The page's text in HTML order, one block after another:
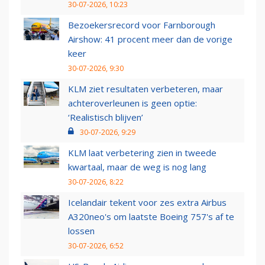
30-07-2026, 10:23
Bezoekersrecord voor Farnborough
Airshow: 41 procent meer dan de vorige
keer
30-07-2026, 9:30
KLM ziet resultaten verbeteren, maar
achteroverleunen is geen optie:
‘Realistisch blijven’
30-07-2026, 9:29
KLM laat verbetering zien in tweede
kwartaal, maar de weg is nog lang
30-07-2026, 8:22
Icelandair tekent voor zes extra Airbus
A320neo's om laatste Boeing 757's af te
lossen
30-07-2026, 6:52